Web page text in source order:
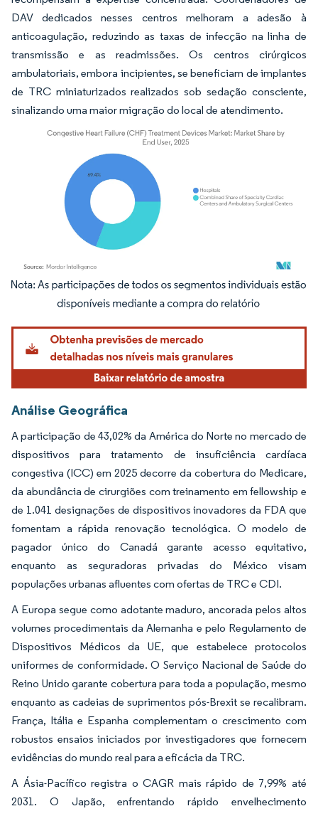
DAV dedicados nesses centros melhoram a adesão à
anticoagulação, reduzindo as taxas de infecção na linha de
transmissão e as readmissões. Os centros cirúrgicos
ambulatoriais, embora incipientes, se beneficiam de implantes
de TRC miniaturizados realizados sob sedação consciente,
sinalizando uma maior migração do local de atendimento.
Imagem © Mordor Intelligence. O reuso requer atribuição conforme CC BY 4.0.
Análise Geográfica
A participação de 43,02% da América do Norte no mercado de
dispositivos para tratamento de insuficiência cardíaca
congestiva (ICC) em 2025 decorre da cobertura do Medicare,
da abundância de cirurgiões com treinamento em fellowship e
de 1.041 designações de dispositivos inovadores da FDA que
fomentam a rápida renovação tecnológica. O modelo de
pagador único do Canadá garante acesso equitativo,
enquanto as seguradoras privadas do México visam
populações urbanas afluentes com ofertas de TRC e CDI.
A Europa segue como adotante maduro, ancorada pelos altos
volumes procedimentais da Alemanha e pelo Regulamento de
Dispositivos Médicos da UE, que estabelece protocolos
uniformes de conformidade. O Serviço Nacional de Saúde do
Reino Unido garante cobertura para toda a população, mesmo
enquanto as cadeias de suprimentos pós-Brexit se recalibram.
França, Itália e Espanha complementam o crescimento com
robustos ensaios iniciados por investigadores que fornecem
evidências do mundo real para a eficácia da TRC.
A Ásia-Pacífico registra o CAGR mais rápido de 7,99% até
2031. O Japão, enfrentando rápido envelhecimento